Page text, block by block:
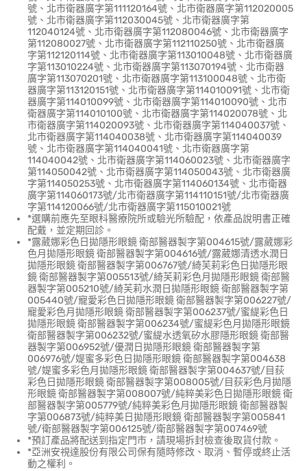
號、北市衛器廣字第111120164號、北市衛器廣字第112020005
號、北市衛器廣字第112030045號、北市衛器廣字第
112040124號、北市衛器廣字第112080046號、北市衛器廣字
第112080027號、北市衛器廣字第112110250號、北市衛器廣
字第112120114號、北市衛器廣字第113010048號、北市衛器廣
字第113010224號、北市衛器廣字第113070194號、北市衛器
廣字第113070201號、北市衛器廣字第113100048號、北市衛
器廣字第113120151號、北市衛器廣字第114010091號、北市衛
器廣字第114010099號、北市衛器廣字第114010090號、北市
衛器廣字第114010100號、北市衛器廣字第114020078號、北
市衛器廣字第114020093號、北市衛器廣字第114040037號、
北市衛器廣字第114040038號、北市衛器廣字第114040039
號、北市衛器廣字第114040041號、北市衛器廣字第
114040042號、北市衛器廣字第114060023號、北市衛器廣字
第114050042號、北市衛器廣字第114050043號、北市衛器廣
字第114050253號、北市衛器廣字第114060134號、北市衛器
廣字第114060173號/北市衛器廣字第114110151號/北市衛器廣
字第114120066號/北市衛器廣字第115010021號
*選購前應先至眼科醫療院所或驗光所驗配，依產品說明書正確
配戴，並定期回診。
*露葳娜彩色日拋隱形眼鏡 衛部醫器製字第004615號/露葳娜彩
色月拋隱形眼鏡 衛部醫器製字第004616號/露葳娜清透水潤日
拋隱形眼鏡 衛部醫器製字第006767號/綺芙莉彩色日拋隱形眼
鏡 衛部醫器製字第005513號/綺芙莉彩色月拋隱形眼鏡 衛部醫
器製字第005210號/綺芙莉水潤日拋隱形眼鏡 衛部醫器製字第
005440號/寵愛彩色日拋隱形眼鏡 衛部醫器製字第006227號/
寵愛彩色月拋隱形眼鏡 衛部醫器製字第006237號/蜜緹彩色日
拋隱形眼鏡 衛部醫器製字第006234號/蜜緹彩色月拋隱形眼鏡
衛部醫器製字第006232號/蜜緹水透氧矽水膠隱形眼鏡 衛部醫
器製字第006952號/優潤日拋隱形眼鏡 衛部醫器製字第
006976號/媞蜜多彩色日拋隱形眼鏡 衛部醫器製字第004638
號/媞蜜多彩色月拋隱形眼鏡 衛部醫器製字第004637號/目荻
彩色日拋隱形眼鏡 衛部醫器製字第008005號/目荻彩色月拋隱
形眼鏡 衛部醫器製字第008007號/純粹美彩色日拋隱形眼鏡 衛
部醫器製字第005779號/純粹美彩色月拋隱形眼鏡 衛部醫器製
字第006873號/純粹美日拋隱形眼鏡 衛部醫器製字第005841
號/衛部醫器製字第006125號/衛部醫器製字第007469號
*預訂產品將配送到指定門市，請現場拆封檢查後取貨付款。
*亞洲安視達股份有限公司保有隨時修改、取消、暫停或終止活
動之權利。